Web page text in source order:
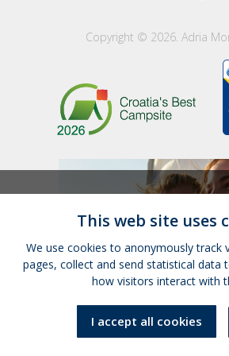
Copyright © 2026. Adria
This web site uses
We use cookies to anonymously track
pages, collect and send statistical data
how visitors interact with
I accept all cookies